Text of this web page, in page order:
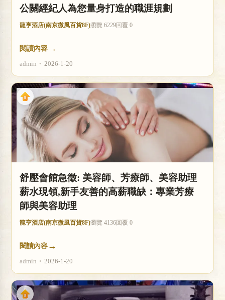
公關經紀人為您量身打造的職涯規劃
龍亨酒店(南京微風百貨8F)瀏覽 6229回覆 0
閱讀內容 →
admin • 2026-1-20
舒壓會館急徵: 美容師、芳療師、美容助理
薪水現領,新手友善的高薪職缺：專業芳療
師與美容助理
龍亨酒店(南京微風百貨8F)瀏覽 4136回覆 0
閱讀內容 →
admin • 2026-1-20